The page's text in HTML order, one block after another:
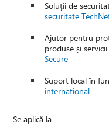
Soluții de
securitate
Ajutor pentru
produse și
Secure
Suport local în
internațional
Se aplică la